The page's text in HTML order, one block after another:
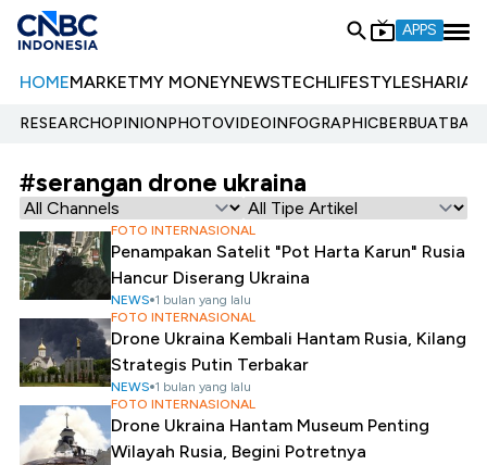
APPS
HOMEMARKETMY MONEYNEWSTECHLIFESTYLESHARIA
RESEARCHOPINIONPHOTOVIDEOINFOGRAPHIC
#serangan drone ukraina
FOTO INTERNASIONAL
Penampakan Satelit "Pot Harta Karun" Rusia
Hancur Diserang Ukraina
NEWS 1 bulan yang lalu
FOTO INTERNASIONAL
Drone Ukraina Kembali Hantam Rusia, Kilang
Strategis Putin Terbakar
NEWS 1 bulan yang lalu
FOTO INTERNASIONAL
Drone Ukraina Hantam Museum Penting
Wilayah Rusia, Begini Potretnya